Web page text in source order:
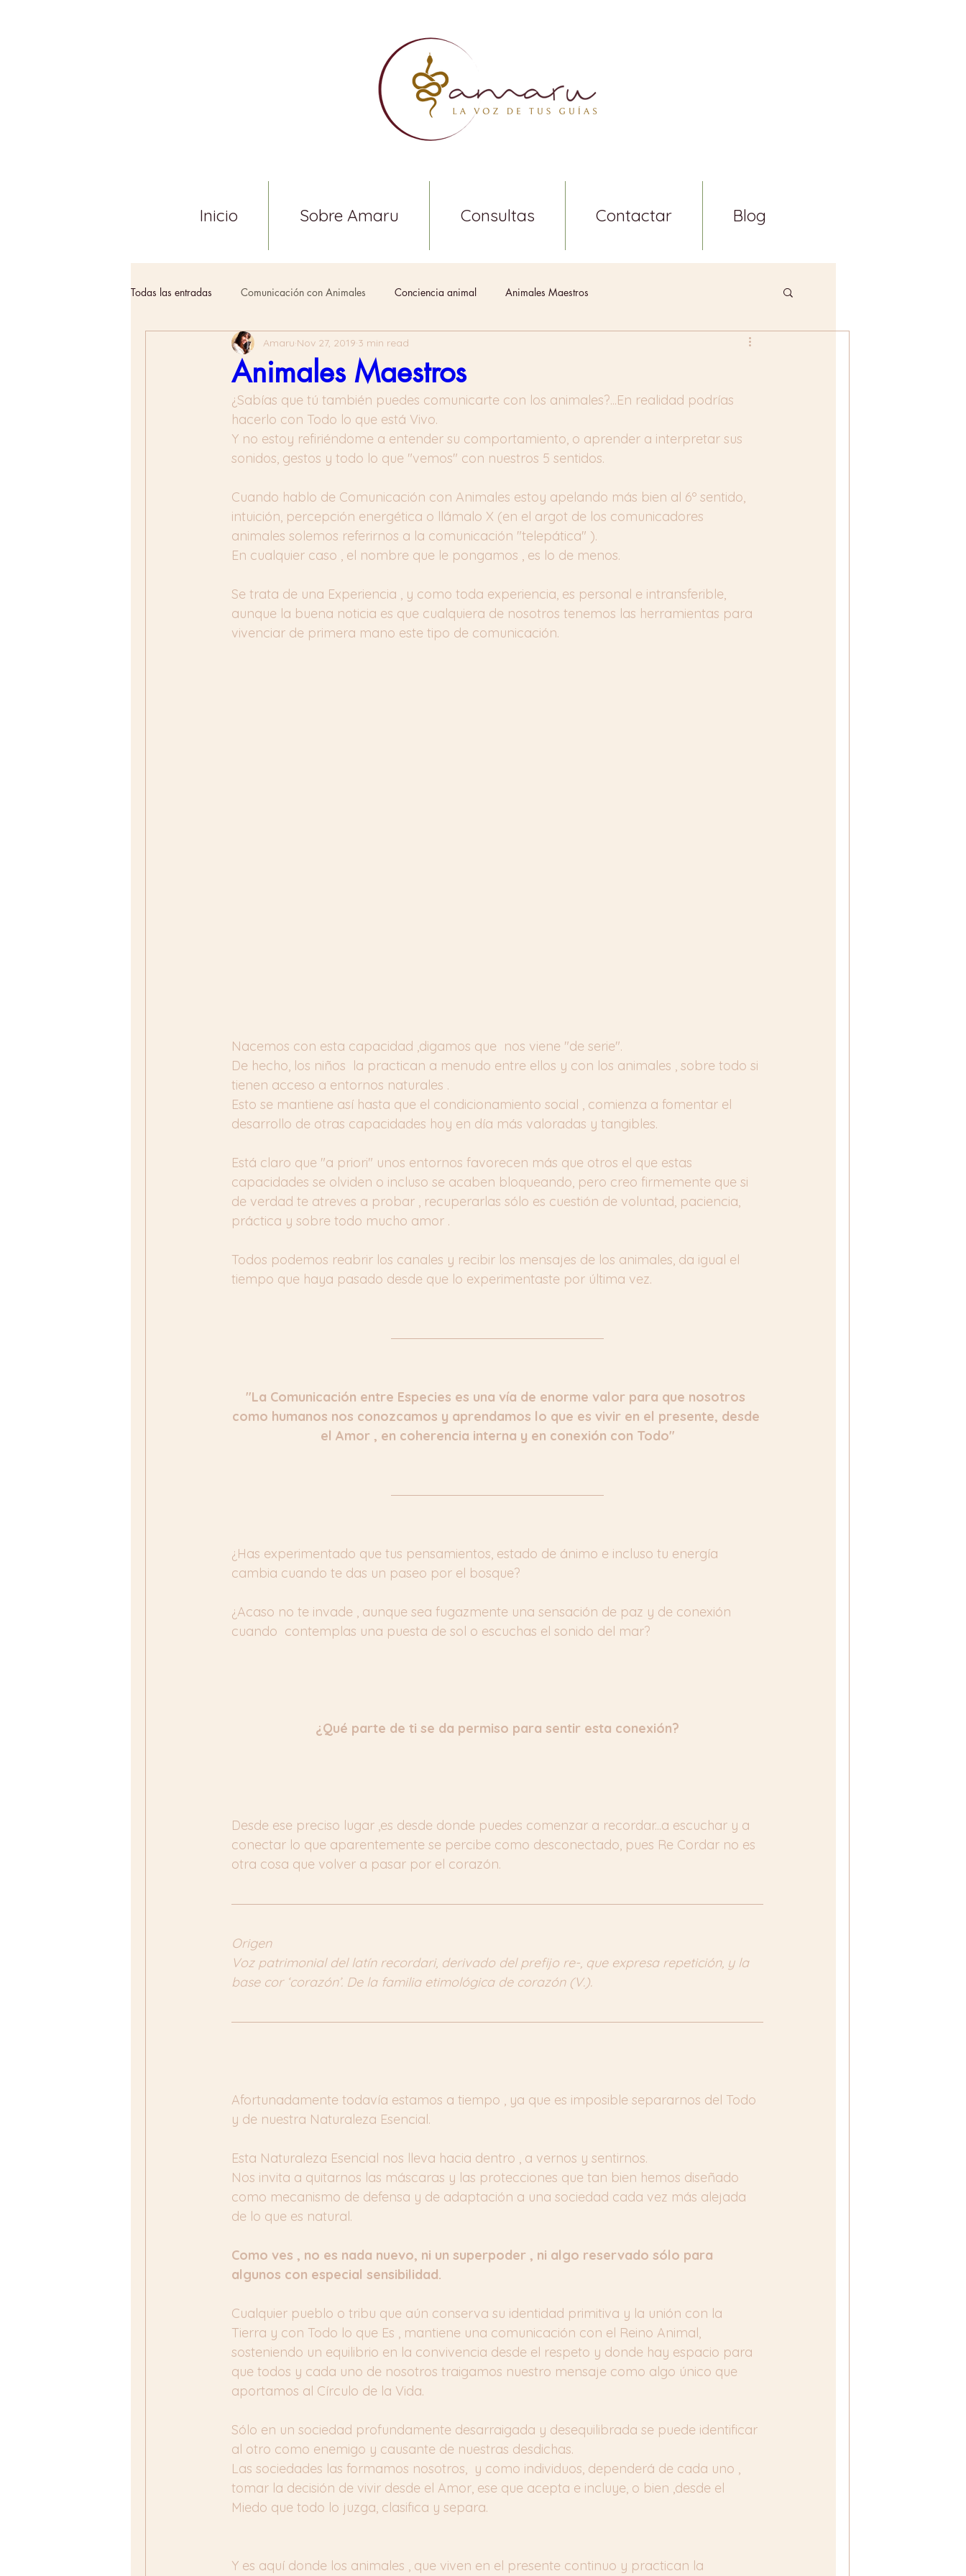
Inicio Sobre Amaru Consultas Contactar Blog
Todas las entradas Comunicación con Animales Conciencia animal Animales Maestros
Animales Maestros
Amaru Nov 27, 2019 3 min read
¿Sabías que tú también puedes comunicarte con los animales?...En realidad podrías
hacerlo con Todo lo que está Vivo.
Y no estoy refiriéndome a entender su comportamiento, o aprender a interpretar sus
sonidos, gestos y todo lo que "vemos" con nuestros 5 sentidos.
Cuando hablo de Comunicación con Animales estoy apelando más bien al 6º sentido,
intuición, percepción energética o llámalo X (en el argot de los comunicadores
animales solemos referirnos a la comunicación "telepática" ).
En cualquier caso , el nombre que le pongamos , es lo de menos.
Se trata de una Experiencia , y como toda experiencia, es personal e intransferible,
aunque la buena noticia es que cualquiera de nosotros tenemos las herramientas para
vivenciar de primera mano este tipo de comunicación.
Nacemos con esta capacidad ,digamos que  nos viene "de serie".
De hecho, los niños  la practican a menudo entre ellos y con los animales , sobre todo si
tienen acceso a entornos naturales .
Esto se mantiene así hasta que el condicionamiento social , comienza a fomentar el
desarrollo de otras capacidades hoy en día más valoradas y tangibles.
Está claro que "a priori" unos entornos favorecen más que otros el que estas
capacidades se olviden o incluso se acaben bloqueando, pero creo firmemente que si
de verdad te atreves a probar , recuperarlas sólo es cuestión de voluntad, paciencia,
práctica y sobre todo mucho amor .
Todos podemos reabrir los canales y recibir los mensajes de los animales, da igual el
tiempo que haya pasado desde que lo experimentaste por última vez.
"La Comunicación entre Especies es una vía de enorme valor para que nosotros
como humanos nos conozcamos y aprendamos lo que es vivir en el presente, desde
el Amor , en coherencia interna y en conexión con Todo"
¿Has experimentado que tus pensamientos, estado de ánimo e incluso tu energía
cambia cuando te das un paseo por el bosque?
¿Acaso no te invade , aunque sea fugazmente una sensación de paz y de conexión
cuando  contemplas una puesta de sol o escuchas el sonido del mar?
¿Qué parte de ti se da permiso para sentir esta conexión?
Desde ese preciso lugar ,es desde donde puedes comenzar a recordar...a escuchar y a
conectar lo que aparentemente se percibe como desconectado, pues Re Cordar no es
otra cosa que volver a pasar por el corazón.
Origen
Voz patrimonial del latín recordari, derivado del prefijo re-, que expresa repetición, y la
base cor ‘corazón’. De la familia etimológica de corazón (V.).
Afortunadamente todavía estamos a tiempo , ya que es imposible separarnos del Todo
y de nuestra Naturaleza Esencial.
Esta Naturaleza Esencial nos lleva hacia dentro , a vernos y sentirnos.
Nos invita a quitarnos las máscaras y las protecciones que tan bien hemos diseñado
como mecanismo de defensa y de adaptación a una sociedad cada vez más alejada
de lo que es natural.
Como ves , no es nada nuevo, ni un superpoder , ni algo reservado sólo para
algunos con especial sensibilidad.
Cualquier pueblo o tribu que aún conserva su identidad primitiva y la unión con la
Tierra y con Todo lo que Es , mantiene una comunicación con el Reino Animal,
sosteniendo un equilibrio en la convivencia desde el respeto y donde hay espacio para
que todos y cada uno de nosotros traigamos nuestro mensaje como algo único que
aportamos al Círculo de la Vida.
Sólo en un sociedad profundamente desarraigada y desequilibrada se puede identificar
al otro como enemigo y causante de nuestras desdichas.
Las sociedades las formamos nosotros,  y como individuos, dependerá de cada uno ,
tomar la decisión de vivir desde el Amor, ese que acepta e incluye, o bien ,desde el
Miedo que todo lo juzga, clasifica y separa.
Y es aquí donde los animales , que viven en el presente continuo y practican la